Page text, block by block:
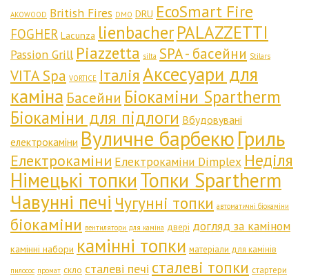
AKOWOOD British Fires DMO DRU EcoSmart Fire
FOGHER Lacunza lienbacherPALAZZETTI
Passion Grill Piazzetta silta SPA - басейни Stilars
VITA Spa VORTICE Італія Аксесуари для
каміна Басейни Біокаміни Spartherm
Біокаміни для підлоги Вбудовувані
електрокаміни Вуличне барбекюГриль
Електрокаміни Електрокаміни Dimplex Неділя
Німецькі топкиТопки Spartherm
Чавунні печі Чугунні топки автоматичні біокаміни
біокаміни вентилятори для каміна двері догляд за каміном
камінні набори камінні топки матеріали для камінів
пилосос промат скло сталеві печі сталеві топки стартери